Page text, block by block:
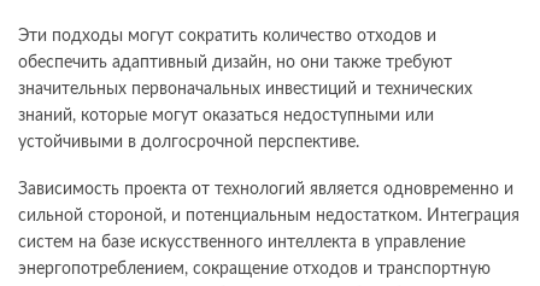
Эти подходы могут сократить количество отходов и
обеспечить адаптивный дизайн, но они также требуют
значительных первоначальных инвестиций и технических
знаний, которые могут оказаться недоступными или
устойчивыми в долгосрочной перспективе.
Зависимость проекта от технологий является одновременно и
сильной стороной, и потенциальным недостатком. Интеграция
систем на базе искусственного интеллекта в управление
энергопотреблением, сокращение отходов и транспортную